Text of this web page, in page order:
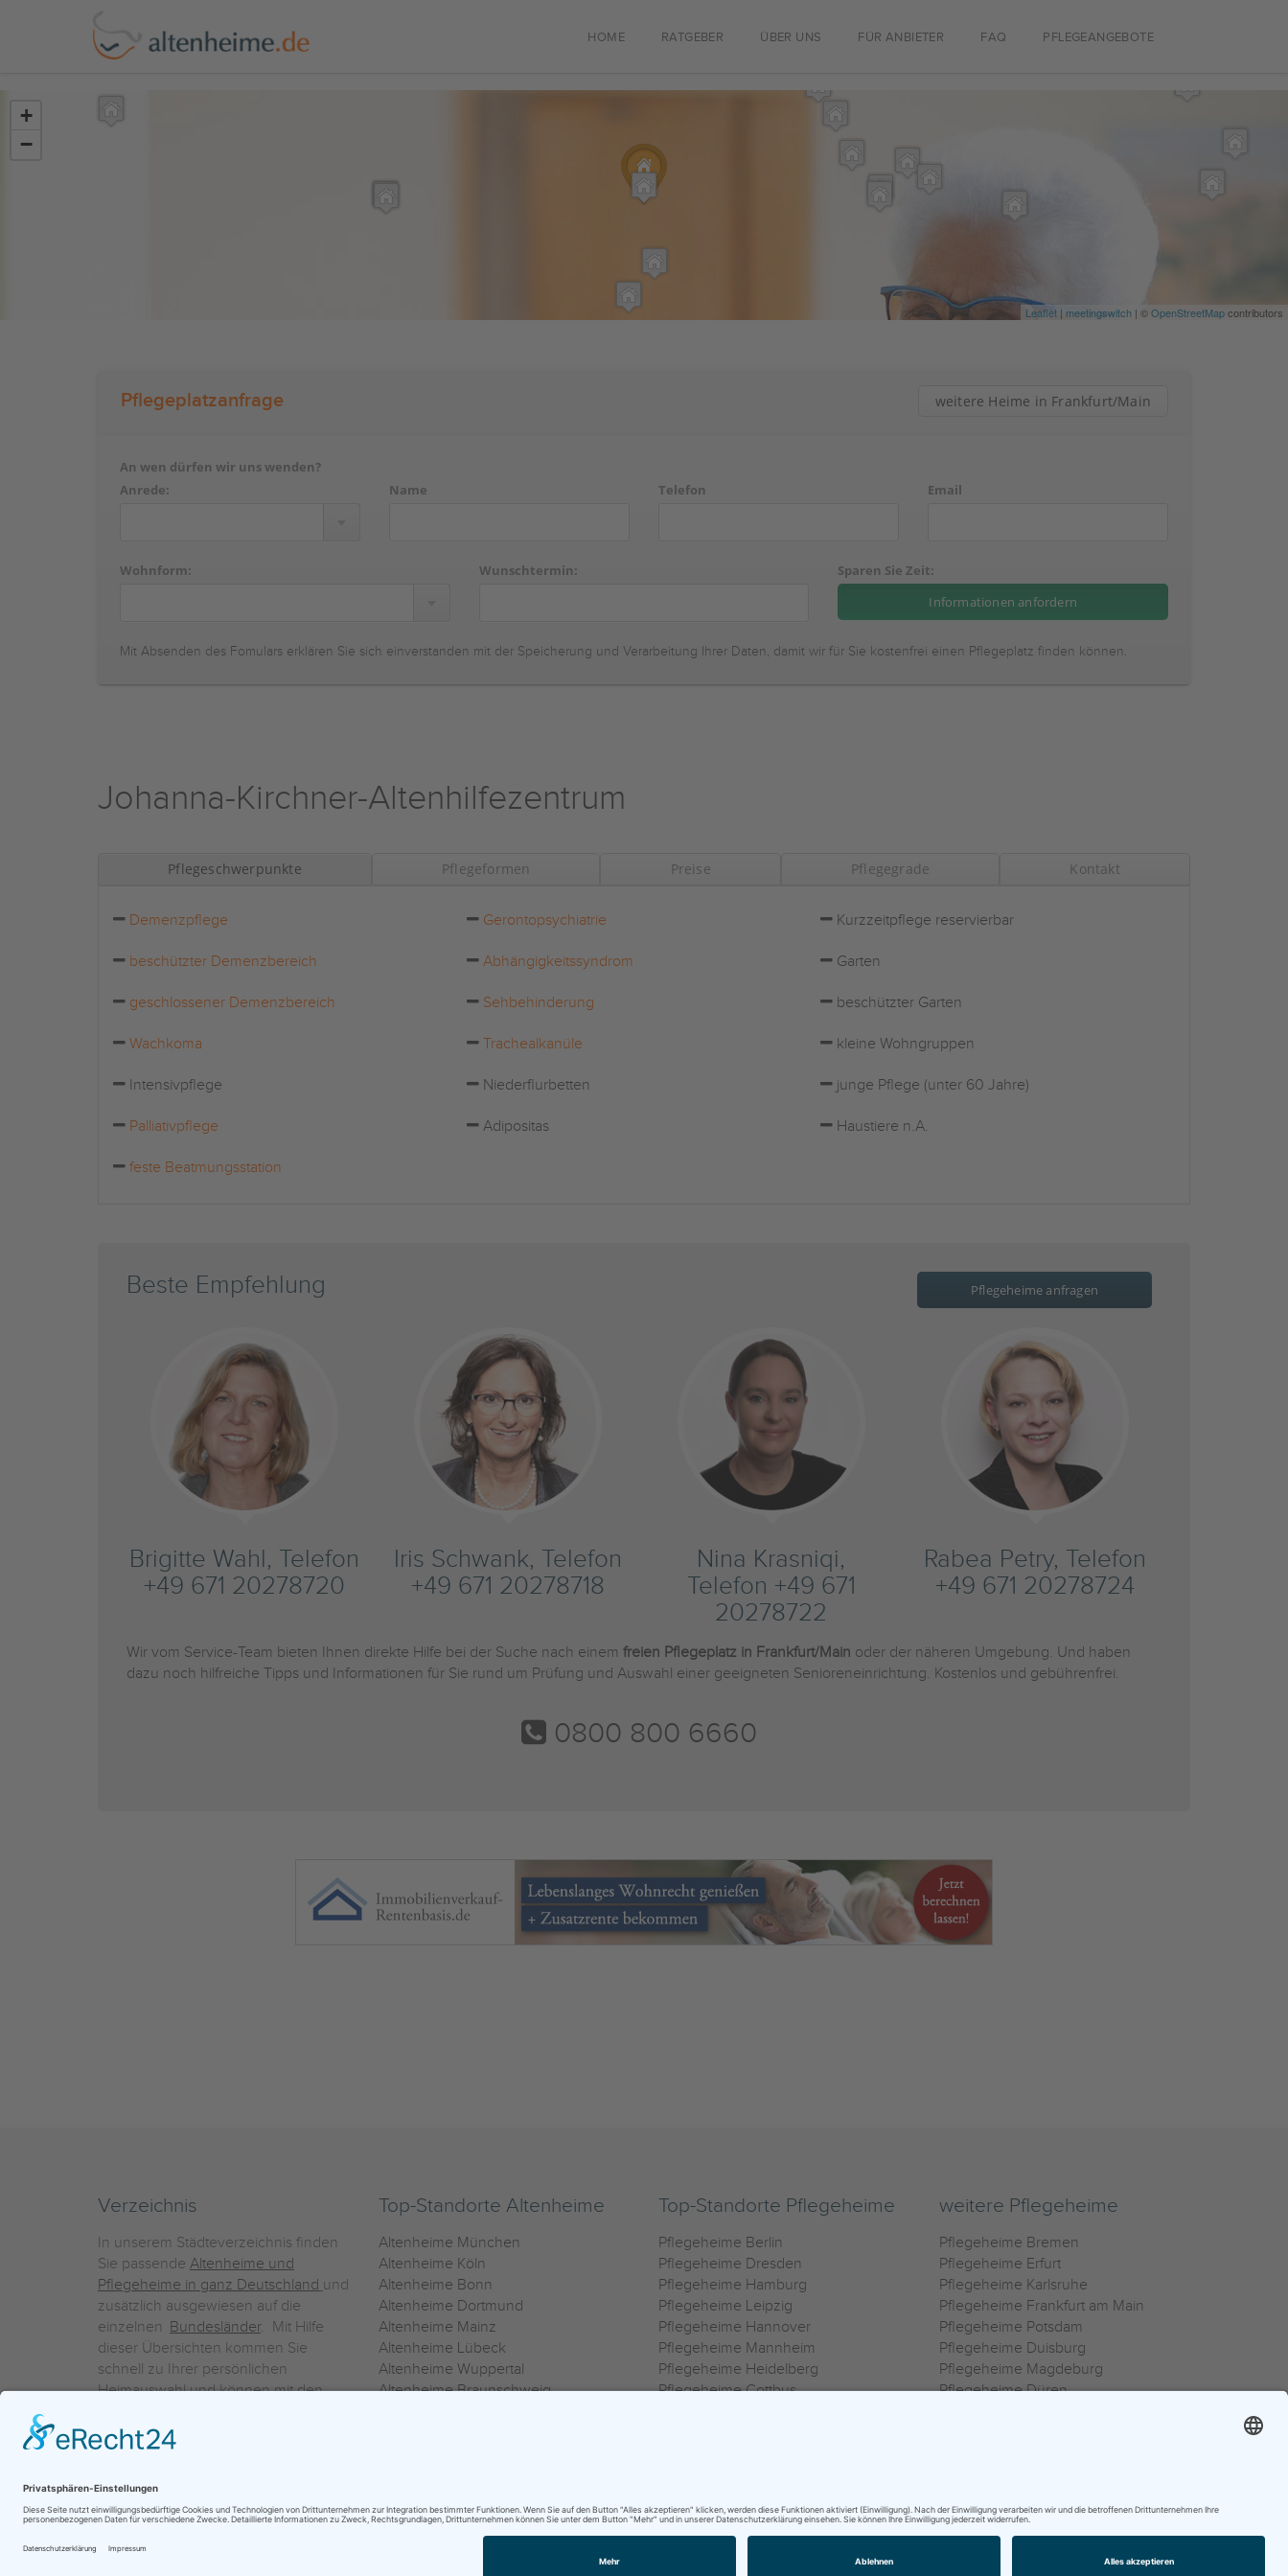
HOME RATGEBER ÜBER UNS FÜR ANBIETER FAQ PFLEGEANGEBOTE
+
−
Leaflet | meetingswitch | ©OpenStreetMapcontributors
Pflegeplatzanfrage weitere Heime in Frankfurt/Main
An wen dürfen wir uns wenden?
Anrede:
Name Telefon Email
Wohnform: Wunschtermin: Sparen Sie Zeit:
Mit Absenden des Fomulars erklären Sie sich einverstanden mit der Speicherung und Verarbeitung Ihrer Daten, damit wir für Sie kostenfrei einen Pflegeplatz finden können.
Johanna-Kirchner-Altenhilfezentrum
Pflegeschwerpunkte Pflegeformen Preise Pflegegrade Kontakt
Demenzpflege Gerontopsychiatrie Kurzzeitpflege reservierbar
beschützter Demenzbereich Abhängigkeitssyndrom Garten
geschlossener Demenzbereich Sehbehinderung beschützter Garten
Wachkoma Trachealkanüle kleine Wohngruppen
Intensivpflege Niederflurbetten junge Pflege (unter 60 Jahre)
Palliativpflege Adipositas Haustiere n.A.
feste Beatmungsstation
Beste Empfehlung Pflegeheime anfragen
Brigitte Wahl, Telefon
+49 671 20278720
Iris Schwank, Telefon
+49 671 20278718
Nina Krasniqi,
Telefon +49 671
20278722
Rabea Petry, Telefon
+49 671 20278724
Wir vom Service-Team bieten Ihnen direkte Hilfe bei der Suche nach einem freien Pflegeplatz in Frankfurt/Main oder der näheren Umgebung. Und haben
dazu noch hilfreiche Tipps und Informationen für Sie rund um Prüfung und Auswahl einer geeigneten Senioreneinrichtung. Kostenlos und gebührenfrei.
0800 800 6660
Verzeichnis
In unserem Städteverzeichnis finden
Sie passende Altenheime und
Pflegeheime in ganz Deutschland und
zusätzlich ausgewiesen auf die
einzelnen Bundesländer. Mit Hilfe
dieser Übersichten kommen Sie
schnell zu Ihrer persönlichen
Heimauswahl und können mit den
einzelnen Häuser Leistungsvergleiche
vornehmen.
Top-Standorte Altenheime
Altenheime München
Altenheime Köln
Altenheime Bonn
Altenheime Dortmund
Altenheime Mainz
Altenheime Lübeck
Altenheime Wuppertal
Altenheime Braunschweig
Top-Standorte Pflegeheime
Pflegeheime Berlin
Pflegeheime Dresden
Pflegeheime Hamburg
Pflegeheime Leipzig
Pflegeheime Hannover
Pflegeheime Mannheim
Pflegeheime Heidelberg
Pflegeheime Cottbus
weitere Pflegeheime
Pflegeheime Bremen
Pflegeheime Erfurt
Pflegeheime Karlsruhe
Pflegeheime Frankfurt am Main
Pflegeheime Potsdam
Pflegeheime Duisburg
Pflegeheime Magdeburg
Pflegeheime Düren
0800 800 666 0